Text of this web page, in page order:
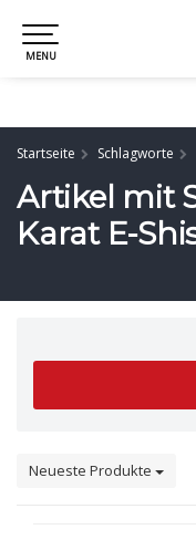
MENU
Startseite Schlagworte
Artikel mit
Karat E-
Neueste Produkte